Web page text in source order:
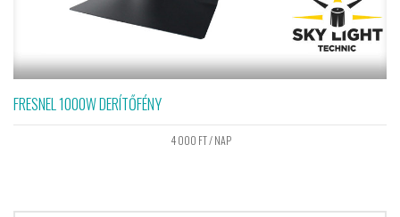
FRESNEL 1000W DERÍTŐFÉNY
4 000 FT/ NAP